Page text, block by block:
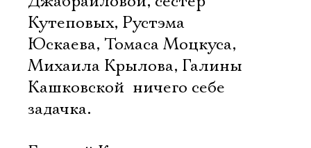
Кутеповых, Рустэма
Юскаева, Томаса Моцкуса,
Михаила Крылова, Галины
Кашковской  ничего себе
задачка.